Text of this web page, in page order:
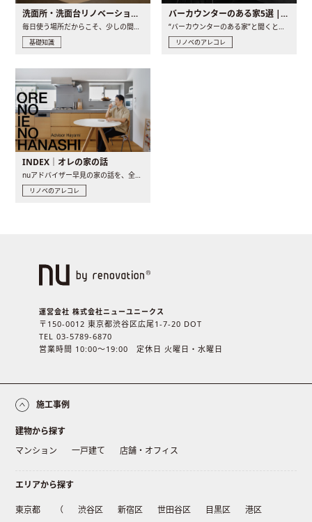
洗面所・洗面台リノベーションの事例と間取りアイデア
毎日使う場所だからこそ、少しの間取りの工夫や素材の選び方で..
基礎知識
バーカウンターのある家5選 | 日常に馴染む“距離の近い”キッチンとは
“バーカウンターのある家”と聞くと、少し特別な、大人のための..
リノベのアレコレ
INDEX｜オレの家の話
nuアドバイザー早見の家の話を、全4話でお届け。リノベーションを..
リノベのアレコレ
運営会社 株式会社ニューユニークス
〒150-0012 東京都渋谷区広尾1-7-20 DOT
TEL 03-5789-6870
営業時間 10:00〜19:00 定休日 火曜日・水曜日
施工事例
建物から探す
マンション
一戸建て 店舗・オフィス
エリアから探す
東京都 （ 渋谷区 新宿区 世田谷区 目黒区
港区